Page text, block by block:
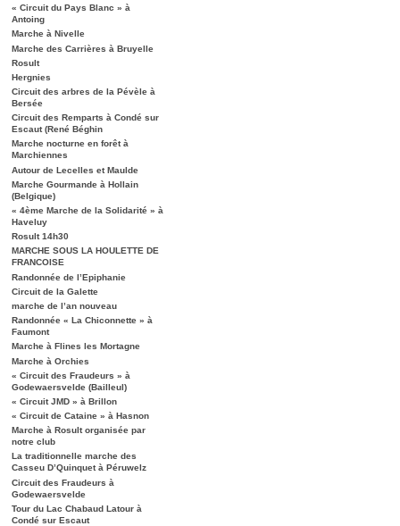
« Circuit du Pays Blanc » à
Antoing
Marche à Nivelle
Marche des Carrières à Bruyelle
Rosult
Hergnies
Circuit des arbres de la Pévèle à
Bersée
Circuit des Remparts à Condé sur
Escaut (René Béghin
Marche nocturne en forêt à
Marchiennes
Autour de Lecelles et Maulde
Marche Gourmande à Hollain
(Belgique)
« 4ème Marche de la Solidarité » à
Haveluy
Rosult 14h30
MARCHE SOUS LA HOULETTE DE
FRANCOISE
Randonnée de l’Epiphanie
Circuit de la Galette
marche de l’an nouveau
Randonnée « La Chiconnette » à
Faumont
Marche à Flines les Mortagne
Marche à Orchies
« Circuit des Fraudeurs » à
Godewaersvelde (Bailleul)
« Circuit JMD » à Brillon
« Circuit de Cataine » à Hasnon
Marche à Rosult organisée par
notre club
La traditionnelle marche des
Casseu D’Quinquet à Péruwelz
Circuit des Fraudeurs à
Godewaersvelde
Tour du Lac Chabaud Latour à
Condé sur Escaut